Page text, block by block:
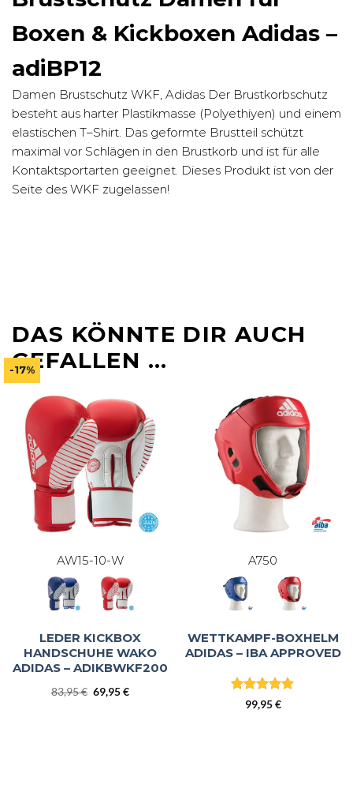
Boxen & Kickboxen Adidas –
adiBP12
Damen Brustschutz WKF, Adidas Der Brustkorbschutz
besteht aus harter Plastikmasse (Polyethiyen) und einem
elastischen T–Shirt. Das geformte Brustteil schützt
maximal vor Schlägen in den Brustkorb und ist für alle
Kontaktsportarten geeignet. Dieses Produkt ist von der
Seite des WKF zugelassen!
DAS KÖNNTE DIR AUCH
GEFALLEN …
-17%
AW15-10-W
LEDER KICKBOX
HANDSCHUHE WAKO
ADIDAS – ADIKBWKF200
83,95€ Ursprünglicher
69,95€Aktueller
A750
WETTKAMPF-BOXHELM
ADIDAS – IBA APPROVED
Bewertet
99,95€